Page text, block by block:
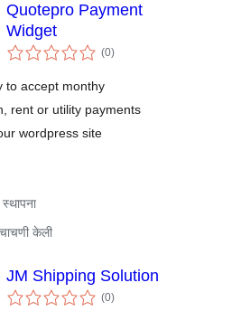
Quotepro Payment
Widget
(0एकूण
मूल्यांकन
)
to accept monthy
rent or utility payments
wordpress site
केली
JM Shipping Solution
(0एकूण
मूल्यांकन
)